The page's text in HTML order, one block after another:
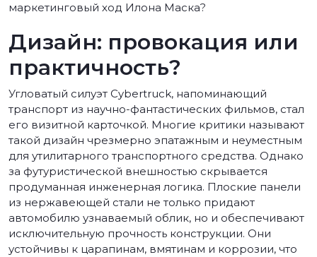
маркетинговый ход Илона Маска?
Дизайн: провокация или
практичность?
Угловатый силуэт Cybertruck, напоминающий
транспорт из научно-фантастических фильмов, стал
его визитной карточкой. Многие критики называют
такой дизайн чрезмерно эпатажным и неуместным
для утилитарного транспортного средства. Однако
за футуристической внешностью скрывается
продуманная инженерная логика. Плоские панели
из нержавеющей стали не только придают
автомобилю узнаваемый облик, но и обеспечивают
исключительную прочность конструкции. Они
устойчивы к царапинам, вмятинам и коррозии, что